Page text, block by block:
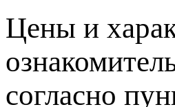
Цeны и
согласно